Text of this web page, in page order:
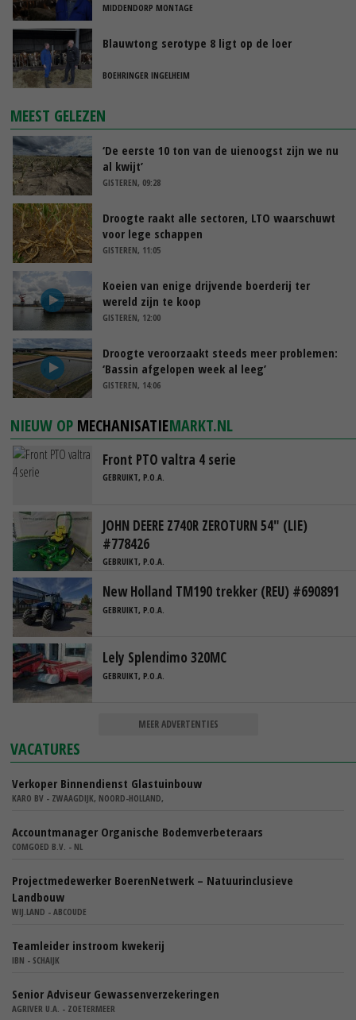
MIDDENDORP MONTAGE
Blauwtong serotype 8 ligt op de loer
BOEHRINGER INGELHEIM
MEEST GELEZEN
‘De eerste 10 ton van de uienoogst zijn we nu
al kwijt’
GISTEREN, 09:28
Droogte raakt alle sectoren, LTO waarschuwt
voor lege schappen
GISTEREN, 11:05
Koeien van enige drijvende boerderij ter
wereld zijn te koop
GISTEREN, 12:00
Droogte veroorzaakt steeds meer problemen:
‘Bassin afgelopen week al leeg’
GISTEREN, 14:06
NIEUW OP MECHANISATIEMARKT.NL
Front PTO valtra 4 serie
GEBRUIKT, P.O.A.
JOHN DEERE Z740R ZEROTURN 54" (LIE)
#778426
GEBRUIKT, P.O.A.
New Holland TM190 trekker (REU) #690891
GEBRUIKT, P.O.A.
Lely Splendimo 320MC
GEBRUIKT, P.O.A.
MEER ADVERTENTIES
VACATURES
Verkoper Binnendienst Glastuinbouw
KARO BV - ZWAAGDIJK, NOORD-HOLLAND,
Accountmanager Organische Bodemverbeteraars
COMGOED B.V. - NL
Projectmedewerker BoerenNetwerk – Natuurinclusieve
Landbouw
WIJ.LAND - ABCOUDE
Teamleider instroom kwekerij
IBN - SCHAIJK
Senior Adviseur Gewassenverzekeringen
AGRIVER U.A. - ZOETERMEER